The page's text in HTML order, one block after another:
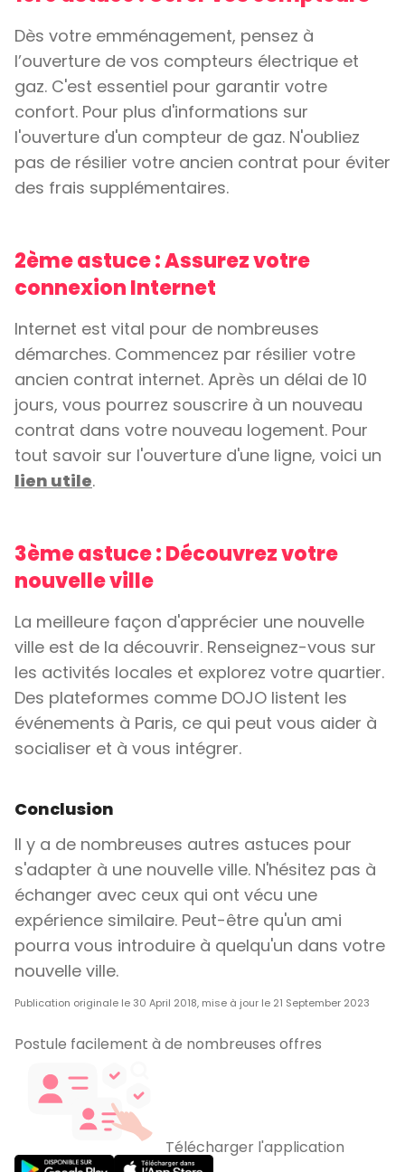
Dès votre emménagement, pensez à
l’ouverture de vos compteurs électrique et
gaz. C'est essentiel pour garantir votre
confort. Pour plus d'informations sur
l'ouverture d'un compteur de gaz. N'oubliez
pas de résilier votre ancien contrat pour éviter
des frais supplémentaires.
2ème astuce : Assurez votre
connexion Internet
Internet est vital pour de nombreuses
démarches. Commencez par résilier votre
ancien contrat internet. Après un délai de 10
jours, vous pourrez souscrire à un nouveau
contrat dans votre nouveau logement. Pour
tout savoir sur l'ouverture d'une ligne, voici un
lien utile.
3ème astuce : Découvrez votre
nouvelle ville
La meilleure façon d'apprécier une nouvelle
ville est de la découvrir. Renseignez-vous sur
les activités locales et explorez votre quartier.
Des plateformes comme DOJO listent les
événements à Paris, ce qui peut vous aider à
socialiser et à vous intégrer.
Conclusion
Il y a de nombreuses autres astuces pour
s'adapter à une nouvelle ville. N'hésitez pas à
échanger avec ceux qui ont vécu une
expérience similaire. Peut-être qu'un ami
pourra vous introduire à quelqu'un dans votre
nouvelle ville.
Publication originale le 30 April 2018, mise à jour le 21 September 2023
Postule facilement à de nombreuses offres
Télécharger l'application